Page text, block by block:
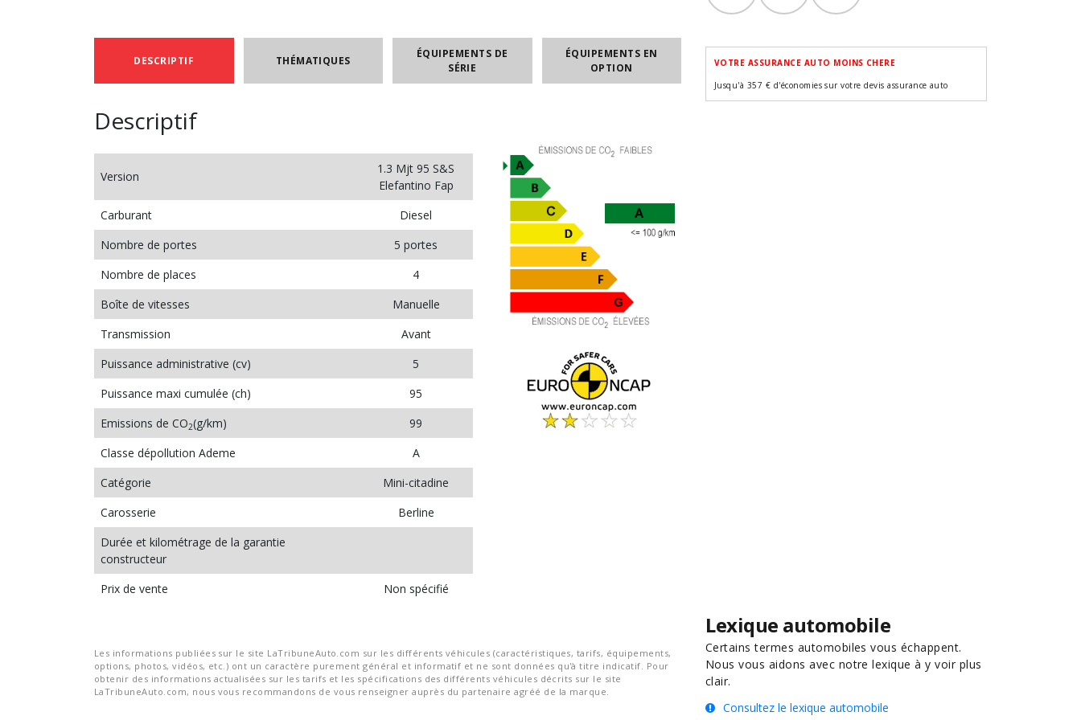
DESCRIPTIF THÉMATIQUES
ÉQUIPEMENTS DE
SÉRIE
ÉQUIPEMENTS EN
OPTION
Descriptif
Version
1.3 Mjt 95 S&S
Elefantino Fap
Carburant
Diesel
Nombre de portes
5 portes
Nombre de places
4
Boîte de vitesses
Manuelle
Transmission
Avant
Puissance administrative (cv)
5
Puissance maxi cumulée (ch)
95
Emissions de CO2(g/km)
99
Classe dépollution Ademe
A
Catégorie
Mini-citadine
Carosserie
Berline
Durée et kilométrage de la garantie
constructeur
Prix de vente
Non spécifié
Les informations publiées sur le site LaTribuneAuto.com sur les différents véhicules (caractéristiques, tarifs, équipements,
options, photos, vidéos, etc.) ont un caractère purement général et informatif et ne sont données qu'à titre indicatif. Pour
obtenir des informations actualisées sur les tarifs et les spécifications des différents véhicules décrits sur le site
LaTribuneAuto.com, nous vous recommandons de vous renseigner auprès du partenaire agréé de la marque.
VOTRE ASSURANCE AUTO MOINS CHERE
Jusqu'à 357 € d'économies sur votre devis assurance auto
Lexique automobile
Certains termes automobiles vous échappent.
Nous vous aidons avec notre lexique à y voir plus
clair.
Consultez le lexique automobile